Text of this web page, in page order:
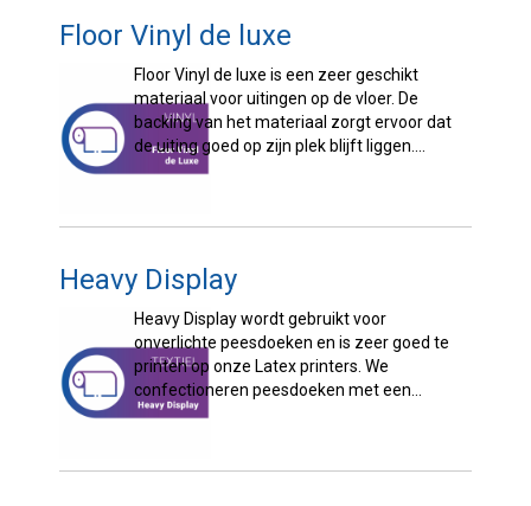
Floor Vinyl de luxe
Floor Vinyl de luxe is een zeer geschikt
materiaal voor uitingen op de vloer. De
backing van het materiaal zorgt ervoor dat
de uiting goed op zijn plek blijft liggen.
Heavy Display
Heavy Display wordt gebruikt voor
onverlichte peesdoeken en is zeer goed te
printen op onze Latex printers. We
confectioneren peesdoeken met een
siliconen pees om het doek op te spannen in